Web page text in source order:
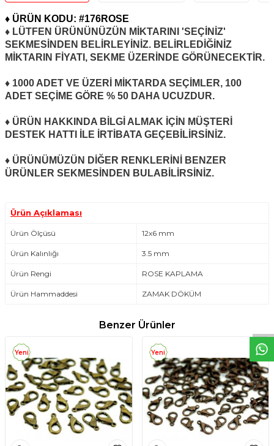
♦ ÜRÜN KODU: #176ROSE
♦ LÜTFEN ÜRÜNÜNÜZÜN MİKTARINI 'SEÇİNİZ'
SEKMESİNDEN BELİRLEYİNİZ. BELİRLEDİĞİNİZ
MİKTARIN FİYATI, SEKME ÜZERİNDE GÖRÜNECEKTİR.
♦ 1000 ADET VE ÜZERİ MİKTARDA SEÇİMLER, 100
ADET SEÇİME GÖRE % 50 DAHA UCUZDUR.
♦ ÜRÜN HAKKINDA BİLGİ ALMAK İÇİN MÜŞTERİ
DESTEK HATTI İLE İRTİBATA GEÇEBİLİRSİNİZ.
♦ ÜRÜNÜMÜZÜN DİĞER RENKLERİNİ BENZER
ÜRÜNLER SEKMESİNDEN BULABİLİRSİNİZ.
Ürün Açıklaması
Ürün Ölçüsü 12x6 mm
Ürün Kalınlığı 3.5 mm
Ürün Rengi ROSE KAPLAMA
Ürün Hammaddesi ZAMAK DÖKÜM
Benzer Ürünler
Yeni Yeni